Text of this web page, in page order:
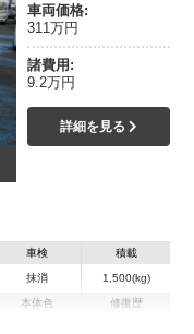
車両価格:
311万円
諸費用:
9.2万円
詳細を見る
車検
抹消
積載
1,500(kg)
本体色 修復歴